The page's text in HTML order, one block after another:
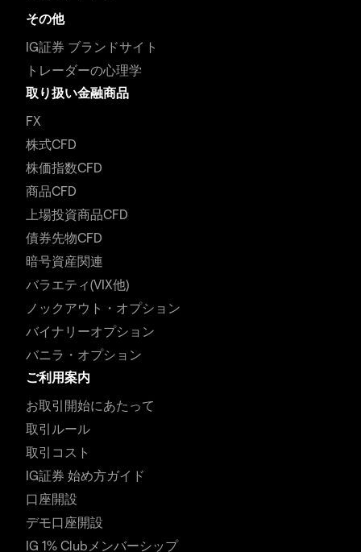
その他
IG証券 ブランドサイト
トレーダーの心理学
取り扱い金融商品
FX
株式CFD
株価指数CFD
商品CFD
上場投資商品CFD
債券先物CFD
暗号資産関連
バラエティ(VIX他)
ノックアウト・オプション
バイナリーオプション
バニラ・オプション
ご利用案内
お取引開始にあたって
取引ルール
取引コスト
IG証券 始め方ガイド
口座開設
デモ口座開設
IG 1% Clubメンバーシップ